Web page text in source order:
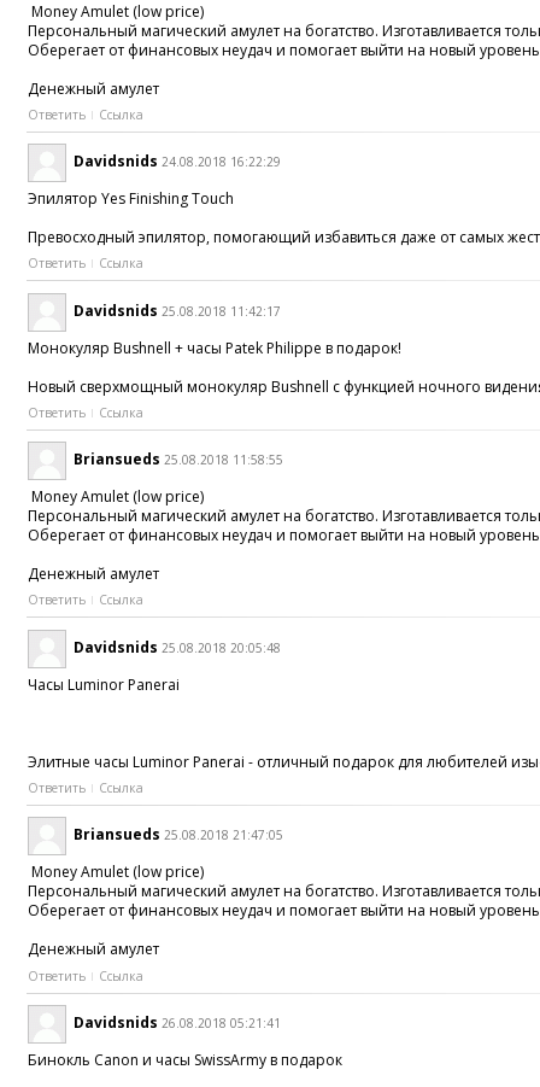
Money Amulet (low price)
Персональный магический амулет на богатство. Изготавливается
Оберегает от финансовых неудач и помогает выйти на новый
Денежный амулет
Ответить Ссылка
Davidsnids 24.08.2018 16:22:29
Эпилятор Yes Finishing Touch
Превосходный эпилятор, помогающий избавиться даже от самых
Ответить Ссылка
Davidsnids 25.08.2018 11:42:17
Монокуляр Bushnell + часы Patek Philippe в подарок!
Новый сверхмощный монокуляр Bushnell с функцией ночного
Ответить Ссылка
Briansueds 25.08.2018 11:58:55
Money Amulet (low price)
Персональный магический амулет на богатство. Изготавливается
Оберегает от финансовых неудач и помогает выйти на новый
Денежный амулет
Ответить Ссылка
Davidsnids 25.08.2018 20:05:48
Часы Luminor Panerai
Элитные часы Luminor Panerai - отличный подарок для любителей
Ответить Ссылка
Briansueds 25.08.2018 21:47:05
Money Amulet (low price)
Персональный магический амулет на богатство. Изготавливается
Оберегает от финансовых неудач и помогает выйти на новый
Денежный амулет
Ответить Ссылка
Davidsnids 26.08.2018 05:21:41
Бинокль Canon и часы SwissArmy в подарок